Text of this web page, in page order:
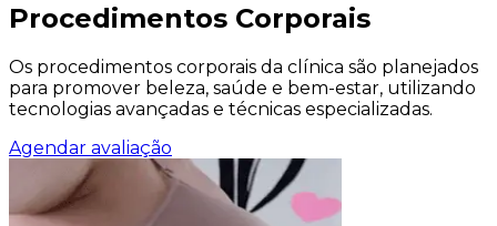
Procedimentos Corporais
Os procedimentos corporais da clínica são planejados
para promover beleza, saúde e bem-estar, utilizando
tecnologias avançadas e técnicas especializadas.
Agendar avaliação